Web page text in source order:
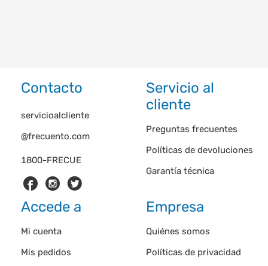
Contacto
1800-FRECUE
servicioalcliente
@frecuento.com
Servicio al
cliente
Preguntas frecuentes
Políticas de devoluciones
Garantía técnica
Accede a
Mi cuenta
Mis pedidos
Empresa
Quiénes somos
Políticas de privacidad